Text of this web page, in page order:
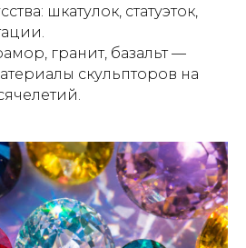
шкатулок, статуэток,
гранит, базальт —
скульпторов на